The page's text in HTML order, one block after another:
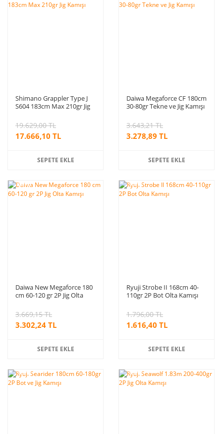
Shimano Grappler Type J
S604 183cm Max 210gr Jig
17.666,10 TL
19.629,00 TL
SEPETE EKLE
Daiwa Megaforce CF 180cm
30-80gr Tekne ve Jig Kamışı
3.278,89 TL
3.643,21 TL
SEPETE EKLE
%10
Daiwa New Megaforce 180
cm 60-120 gr 2P Jig Olta
3.302,24 TL
3.669,15 TL
SEPETE EKLE
%10
indirim
Ryuji Strobe II 168cm 40-
110gr 2P Bot Olta Kamışı
1.616,40 TL
1.796,00 TL
SEPETE EKLE
%10
indirim
%10
indirim